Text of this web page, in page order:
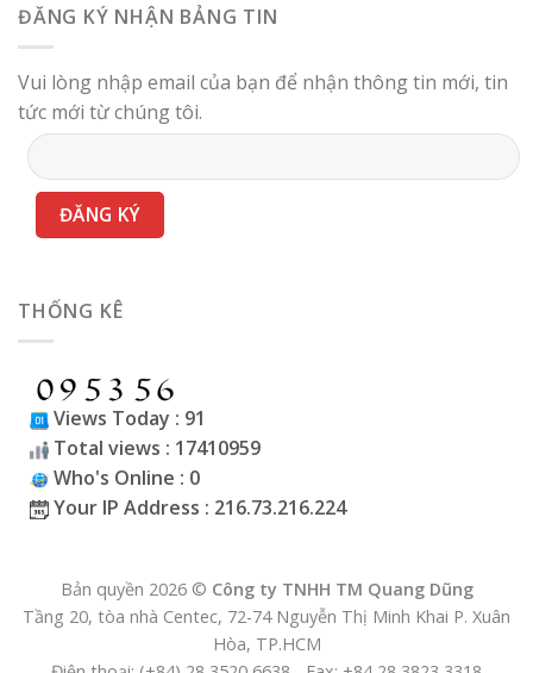
ĐĂNG KÝ NHẬN BẢNG TIN
Vui lòng nhập email của bạn để nhận thông tin mới, tin
tức mới từ chúng tôi.
THỐNG KÊ
Views Today : 91
Total views : 17410959
Who's Online : 0
Your IP Address : 216.73.216.224
Bản quyền 2026 © Công ty TNHH TM Quang Dũng
Tầng 20, tòa nhà Centec, 72-74 Nguyễn Thị Minh Khai P. Xuân
Hòa, TP.HCM